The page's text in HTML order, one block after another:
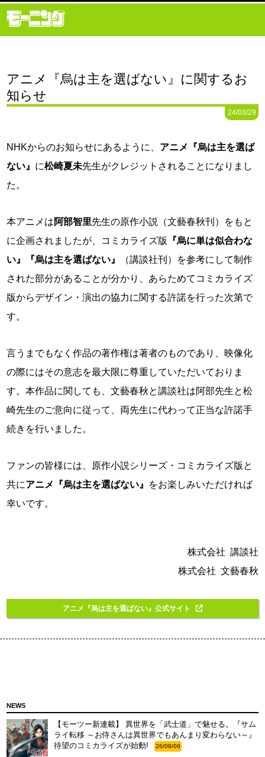
アニメ『烏は主を選ばない』に関するお
知らせ
24/03/29
NHKからのお知らせにあるように、 アニメ『烏は主を選ば
ない』 に松崎夏未先生がクレジットされることになりまし
た。
本アニメは阿部智里先生の原作小説（文藝春秋刊）をもと
に企画されましたが、コミカライズ版
『烏に単は似合わな
い』
『烏は主を選ばない』
（講談社刊）を参考にして制作
された部分があることが分かり、あらためてコミカライズ
版からデザイン・演出の協力に関する許諾を行った次第で
す。
言うまでもなく作品の著作権は著者のものであり、映像化
の際にはその意志を最大限に尊重していただいておりま
す。本作品に関しても、文藝春秋と講談社は阿部先生と松
崎先生のご意向に従って、両先生に代わって正当な許諾手
続きを行いました。
ファンの皆様には、原作小説シリーズ・コミカライズ版と
共にアニメ『烏は主を選ばない』
をお楽しみいただければ
幸いです。
株式会社 講談社
株式会社 文藝春秋
アニメ『烏は主を選ばない』公式サイト
NEWS
【モーツー新連載】 異世界を「武士道」で魅せる。『サム
ライ転移 ～お侍さんは異世界でもあんまり変わらない～』
待望のコミカライズが始動!
26/08/06